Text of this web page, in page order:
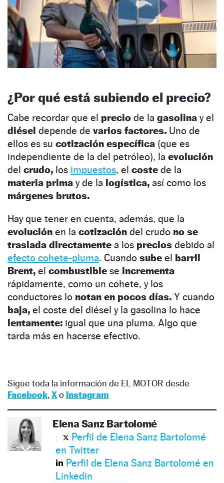
¿Por qué está subiendo el precio?
Cabe recordar que el precio de la gasolina y el
diésel depende de varios factores. Uno de
ellos es su cotización específica (que es
independiente de la del petróleo), la evolución
del crudo, los impuestos, el coste de la
materia prima y de la logística, así como los
márgenes brutos.
Hay que tener en cuenta, además, que la
evolución en la cotización del crudo no se
traslada directamente a los precios debido al
efecto cohete-pluma. Cuando sube el barril
Brent, el combustible se incrementa
rápidamente, como un cohete, y los
conductores lo notan en pocos días. Y cuando
baja, el coste del diésel y la gasolina lo hace
lentamente: igual que una pluma. Algo que
tarda más en hacerse efectivo.
Sigue toda la información de EL MOTOR desde
Facebook, Xo Instagram
Elena Sanz Bartolomé
Perfil de Elena Sanz Bartolomé
en Twitter
Perfil de Elena Sanz Bartolomé en
Linkedin